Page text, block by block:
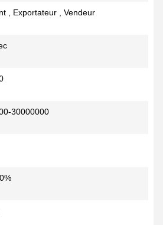
, Exportateur , Vendeur
30000000